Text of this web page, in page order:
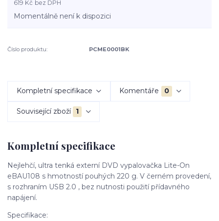
619 Kč bez DPH
Momentálně není k dispozici
Číslo produktu: PCME0001BK
Kompletní specifikace Komentáře 0
Související zboží 1
Kompletní specifikace
Nejlehčí, ultra tenká externí DVD vypalovačka Lite-On
eBAU108 s hmotností pouhých 220 g. V černém provedení,
s rozhraním USB 2.0 , bez nutnosti použití přídavného
napájení.
Specifikace: